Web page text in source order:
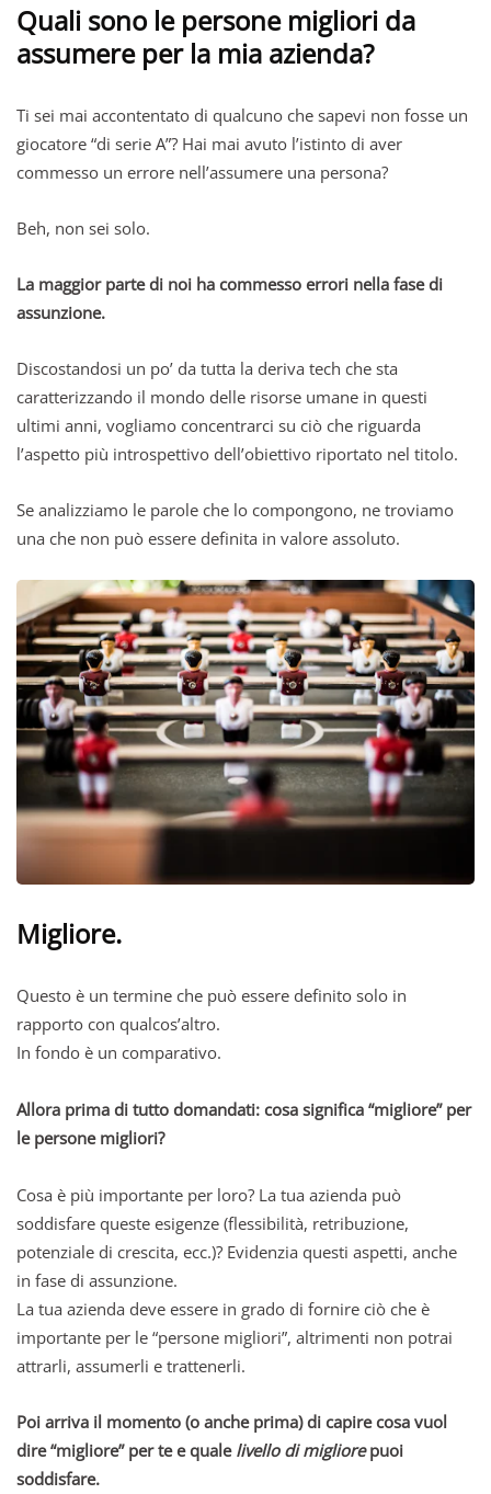
Quali sono le persone migliori da
assumere per la mia azienda?
Ti sei mai accontentato di qualcuno che sapevi non fosse un
giocatore “di serie A”? Hai mai avuto l’istinto di aver
commesso un errore nell’assumere una persona?
Beh, non sei solo.
La maggior parte di noi ha commesso errori nella fase di
assunzione.
Discostandosi un po’ da tutta la deriva tech che sta
caratterizzando il mondo delle risorse umane in questi
ultimi anni, vogliamo concentrarci su ciò che riguarda
l’aspetto più introspettivo dell’obiettivo riportato nel titolo.
Se analizziamo le parole che lo compongono, ne troviamo
una che non può essere definita in valore assoluto.
Migliore.
Questo è un termine che può essere definito solo in
rapporto con qualcos’altro.
In fondo è un comparativo.
Allora prima di tutto domandati: cosa significa “migliore” per
le persone migliori?
Cosa è più importante per loro? La tua azienda può
soddisfare queste esigenze (flessibilità, retribuzione,
potenziale di crescita, ecc.)? Evidenzia questi aspetti, anche
in fase di assunzione.
La tua azienda deve essere in grado di fornire ciò che è
importante per le “persone migliori”, altrimenti non potrai
attrarli, assumerli e trattenerli.
Poi arriva il momento (o anche prima) di capire cosa vuol
dire “migliore” per te e quale livello di migliorepuoi
soddisfare.